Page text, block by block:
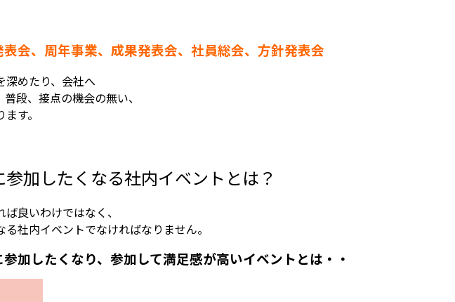
会、周年事業、成果発表会、社員総会、方針発表会
深めたり、会社へ
段、接点の機会の無い、
す。
加したくなる社内イベントとは？
良いわけではなく、
社内イベントでなければなりません。
加したくなり、参加して満足感が高いイベントとは・・